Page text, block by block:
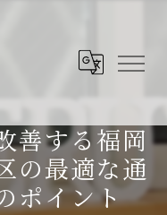
善する福岡
の最適な通
ポイント